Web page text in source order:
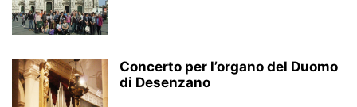
Concerto per l’organo del Duomo
di Desenzano